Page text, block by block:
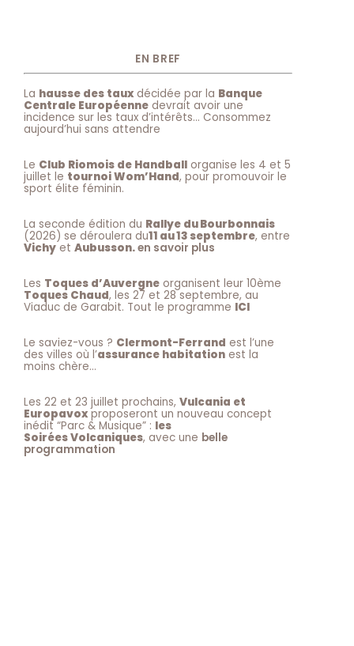
EN BREF
La hausse des taux décidée par la Banque
Centrale Européenne devrait avoir une
incidence sur les taux d’intérêts… Consommez
aujourd’hui sans attendre
Le Club Riomois de Handball organise les 4 et 5
juillet le tournoi Wom’Hand, pour promouvoir le
sport élite féminin.
La seconde édition du Rallye du Bourbonnais
(2026) se déroulera du11 au 13 septembre, entre
Vichy et Aubusson.en savoir plus
Les Toques d’Auvergne organisent leur 10ème
Toques Chaud, les 27 et 28 septembre, au
Viaduc de Garabit. Tout le programme ICI
Le saviez-vous ? Clermont-Ferrand est l’une
des villes où l’assurance habitation est la
moins chère…
Les 22 et 23 juillet prochains, Vulcania et
Europavoxproposeront un nouveau concept
inédit “Parc & Musique” : les
Soirées Volcaniques, avec une belle
programmation